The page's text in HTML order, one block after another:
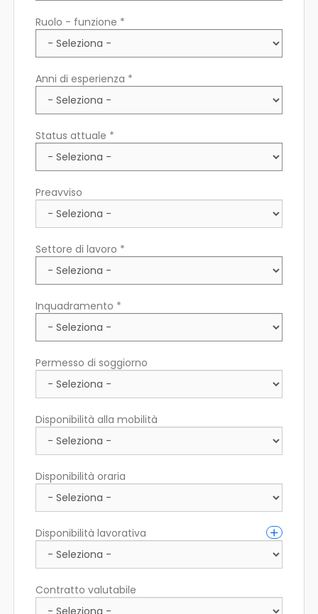
Ruolo - funzione *
Anni di esperienza *
Status attuale *
Preavviso
Settore di lavoro *
Inquadramento *
Permesso di soggiorno
Disponibilità alla mobilità
Disponibilità oraria
Disponibilità lavorativa
Contratto valutabile